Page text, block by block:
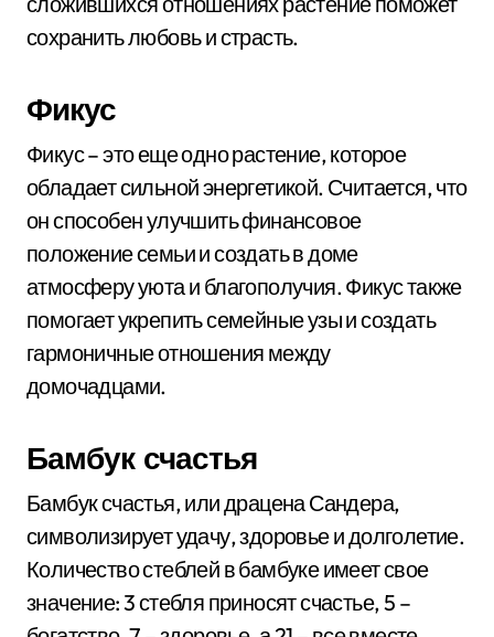
сохранить любовь и страсть.
Фикус
Фикус – это еще одно растение, которое
обладает сильной энергетикой. Считается, что
он способен улучшить финансовое
положение семьи и создать в доме
атмосферу уюта и благополучия. Фикус также
помогает укрепить семейные узы и создать
гармоничные отношения между
домочадцами.
Бамбук счастья
Бамбук счастья, или драцена Сандера,
символизирует удачу, здоровье и долголетие.
Количество стеблей в бамбуке имеет свое
значение: 3 стебля приносят счастье, 5 –